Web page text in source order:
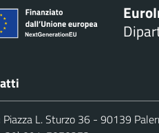
Euro
Piazza L. Sturzo 36 - 90139